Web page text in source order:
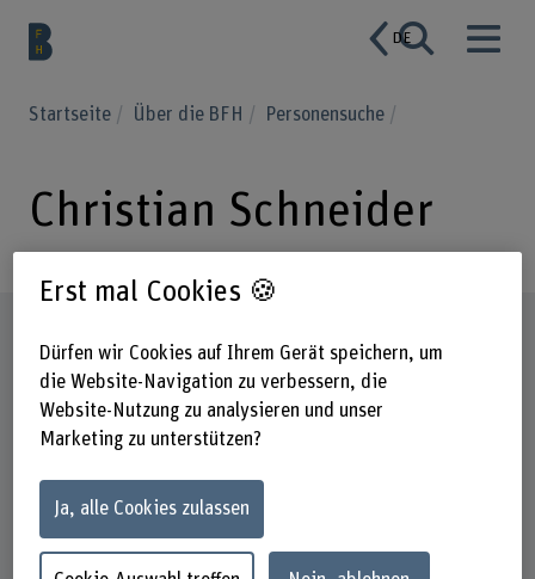
DE
Startseite Über die BFH Personensuche
Christian Schneider
Erst mal Cookies 🍪
Dürfen wir Cookies auf Ihrem Gerät speichern, um
die Website-Navigation zu verbessern, die
Website-Nutzung zu analysieren und unser
Marketing zu unterstützen?
Ja, alle Cookies zulassen